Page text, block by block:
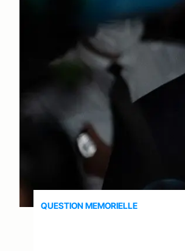
QUESTION MEMORIELLE